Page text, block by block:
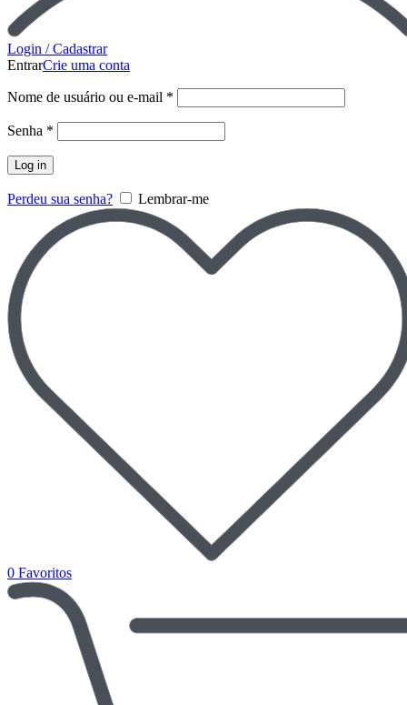
Login / Cadastrar
EntrarCrie uma conta
Nome de usuário ou e-mail *
Senha *
Log in
Perdeu sua senha? Lembrar-me
0 Favoritos